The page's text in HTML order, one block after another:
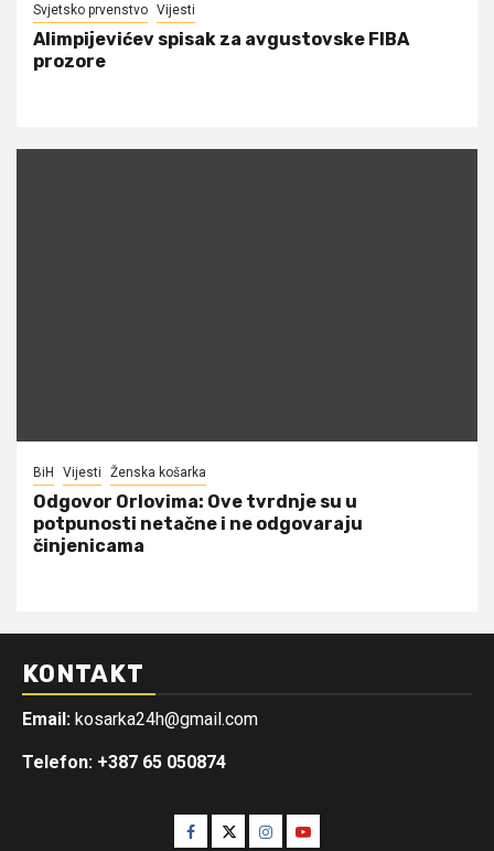
Svjetsko prvenstvo Vijesti
Alimpijevićev spisak za avgustovske FIBA
prozore
BiH Vijesti Ženska košarka
Odgovor Orlovima: ​Ove tvrdnje su u
potpunosti netačne i ne odgovaraju
činjenicama
KONTAKT
Email: kosarka24h@gmail.com
Telefon: +387 65 050874
Facebook
TwitterInstagram
Youtube